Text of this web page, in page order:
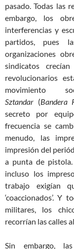
pasado. Todas las
embargo, los
interferencias y
partidos, pues
organizaciones
sindicatos
revolucionarios
movimiento
Sztandar (Bandera
secreto por
frecuencia se
menudo, las
impresión del
a punta de pistola.
incluso los
trabajo exigían
‘coaccionados’.
militares, los
recorrían las calles
Sin embargo,